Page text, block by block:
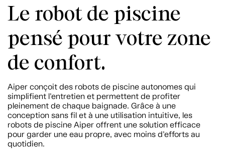
Le robot de piscine
pensé pour votre zone
de confort.
Aiper conçoit des robots de piscine autonomes qui
simplifient l’entretien et permettent de profiter
pleinement de chaque baignade. Grâce à une
conception sans fil et à une utilisation intuitive, les
robots de piscine Aiper offrent une solution efficace
pour garder une eau propre, avec moins d’efforts au
quotidien.